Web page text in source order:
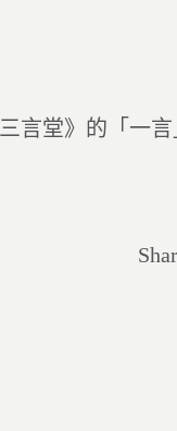
三言堂》的「一